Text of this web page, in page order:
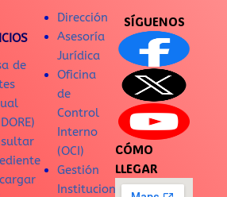
de
Dirección
Asesoría
Jurídica
Oficina
de
Control
Interno
(OCI)
Gestión
Institucional
SÍGUENOS
CÓMO
LLEGAR